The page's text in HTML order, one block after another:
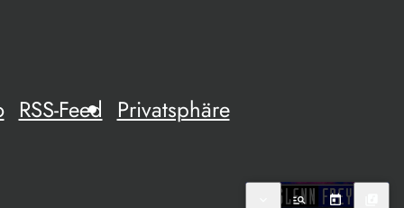
RSS-Feed Privatsphäre
manage_search today